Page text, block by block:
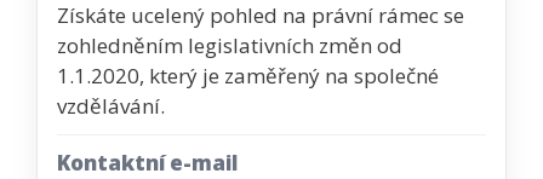
Získáte ucelený pohled na právní rámec se
zohledněním legislativních změn od
1.1.2020, který je zaměřený na společné
vzdělávání.
Kontaktní e-mail